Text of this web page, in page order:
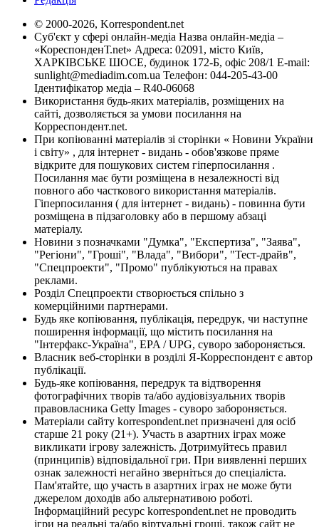
© 2000-2026, Korrespondent.net
Суб'єкт у сфері онлайн-медіа Назва онлайн-медіа –
«КореспонденТ.net» Адреса: 02091, місто Київ,
ХАРКІВСЬКЕ ШОСЕ, будинок 172-Б, офіс 208/1 E-mail:
sunlight@mediadim.com.ua Телефон: 044-205-43-00
Ідентифікатор медіа – R40-06068
Використання будь-яких матеріалів, розміщених на
сайті, дозволяється за умови посилання на
Корреспондент.net.
При копіюванні матеріалів зі сторінки « Новини України
і світу» , для інтернет - видань - обов'язкове пряме
відкрите для пошукових систем гіперпосилання .
Посилання має бути розміщена в незалежності від
повного або часткового використання матеріалів.
Гіперпосилання ( для інтернет - видань) - повинна бути
розміщена в підзаголовку або в першому абзаці
матеріалу.
Новини з позначками "Думка", "Експертиза", "Заява",
"Регіони", "Гроші", "Влада", "Вибори", "Тест-драйв",
"Спецпроекти", "Промо" публікуються на правах
реклами.
Розділ Спецпроекти створюється спільно з
комерційними партнерами.
Будь яке копіювання, публікація, передрук, чи наступне
поширення інформації, що містить посилання на
"Інтерфакс-Україна", EPA / UPG, суворо забороняється.
Власник веб-сторінки в розділі Я-Корреспондент є автор
публікації.
Будь-яке копіювання, передрук та відтворення
фотографічних творів та/або аудіовізуальних творів
правовласника Getty Images - суворо забороняється.
Матеріали сайту korrespondent.net призначені для осіб
старше 21 року (21+). Участь в азартних іграх може
викликати ігрову залежність. Дотримуйтесь правил
(принципів) відповідальної гри. При виявленні перших
ознак залежності негайно зверніться до спеціаліста.
Пам'ятайте, що участь в азартних іграх не може бути
джерелом доходів або альтернативою роботі.
Інформаційний ресурс korrespondent.net не проводить
ігри на реальні та/або віртуальні гроші, також сайт не